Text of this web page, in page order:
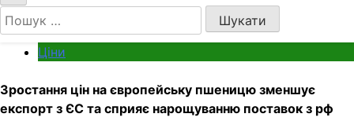
Пошук:
Ціни
Зростання цін на європейську пшеницю зменшує
експорт з ЄС та сприяє нарощуванню поставок з рф